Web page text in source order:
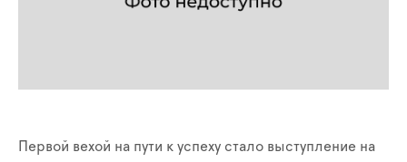
Первой вехой на пути к успеху стало выступление на